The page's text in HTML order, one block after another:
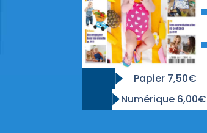
Papier 7,50€
Numérique 6,00€